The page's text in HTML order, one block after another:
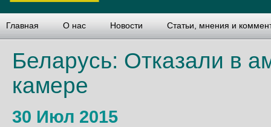
Главная О нас Новости Статьи, мнения и
Беларусь: Отказали в
камере
30 Июл 2015